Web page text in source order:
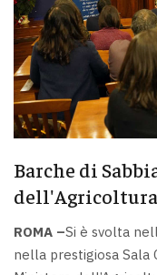
Barche di
dell'Agricoltura
ROMA –Si è svolta
nella prestigiosa Sala